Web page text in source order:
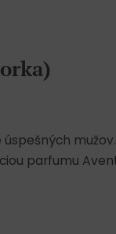
parfumu